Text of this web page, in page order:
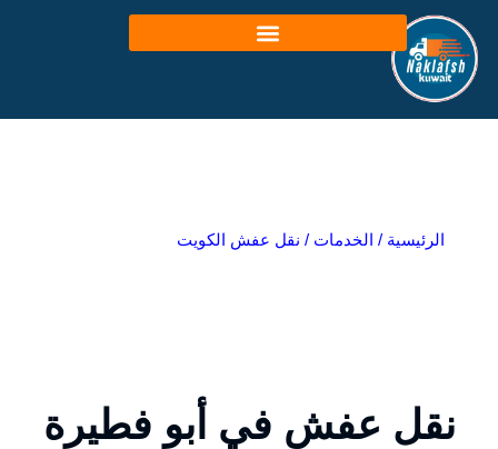
إلى
المحتوى
الرئيسية / الخدمات / نقل عفش الكويت
نقل عفش في أبو فطيرة